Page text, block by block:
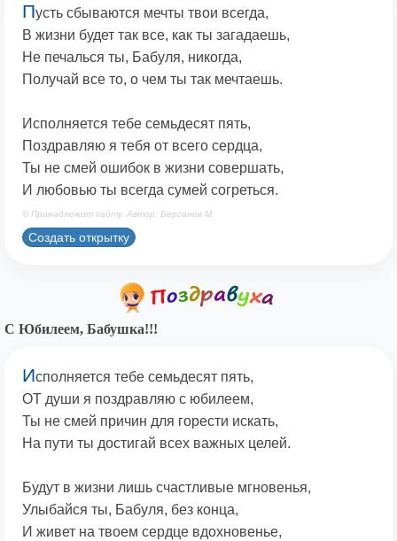
Пусть сбываются мечты твои всегда,
В жизни будет так все, как ты загадаешь,
Не печалься ты, Бабуля, никогда,
Получай все то, о чем ты так мечтаешь.
Исполняется тебе семьдесят пять,
Поздравляю я тебя от всего сердца,
Ты не смей ошибок в жизни совершать,
И любовью ты всегда сумей согреться.
© Принадлежит сайту. Автор: Берсанов М.
Создать открытку
С Юбилеем, Бабушка!!!
Исполняется тебе семьдесят пять,
ОТ души я поздравляю с юбилеем,
Ты не смей причин для горести искать,
На пути ты достигай всех важных целей.
Будут в жизни лишь счастливые мгновенья,
Улыбайся ты, Бабуля, без конца,
И живет на твоем сердце вдохновенье,